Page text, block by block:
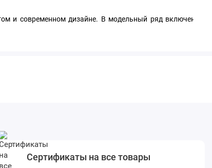
и современном дизайне. В модельный ряд включено два
Сертификаты на все товары